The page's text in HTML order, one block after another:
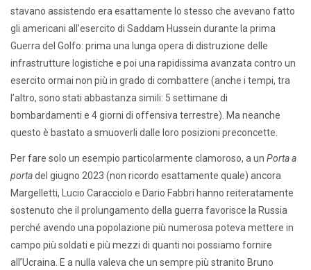
stavano assistendo era esattamente lo stesso che avevano fatto
gli americani all’esercito di Saddam Hussein durante la prima
Guerra del Golfo: prima una lunga opera di distruzione delle
infrastrutture logistiche e poi una rapidissima avanzata contro un
esercito ormai non più in grado di combattere (anche i tempi, tra
l’altro, sono stati abbastanza simili: 5 settimane di
bombardamenti e 4 giorni di offensiva terrestre). Ma neanche
questo è bastato a smuoverli dalle loro posizioni preconcette.
Per fare solo un esempio particolarmente clamoroso, a un Porta a
portadel giugno 2023 (non ricordo esattamente quale) ancora
Margelletti, Lucio Caracciolo e Dario Fabbri hanno reiteratamente
sostenuto che il prolungamento della guerra favorisce la Russia
perché avendo una popolazione più numerosa poteva mettere in
campo più soldati e più mezzi di quanti noi possiamo fornire
all’Ucraina. E a nulla valeva che un sempre più stranito Bruno